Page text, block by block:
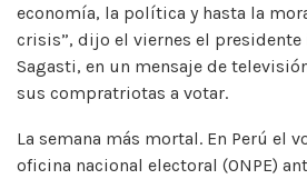
economía, la política y hasta la
crisis”, dijo el viernes el
Sagasti, en un mensaje de
sus compratriotas a votar.
La semana más mortal. En Perú el
oficina nacional electoral (ONPE)